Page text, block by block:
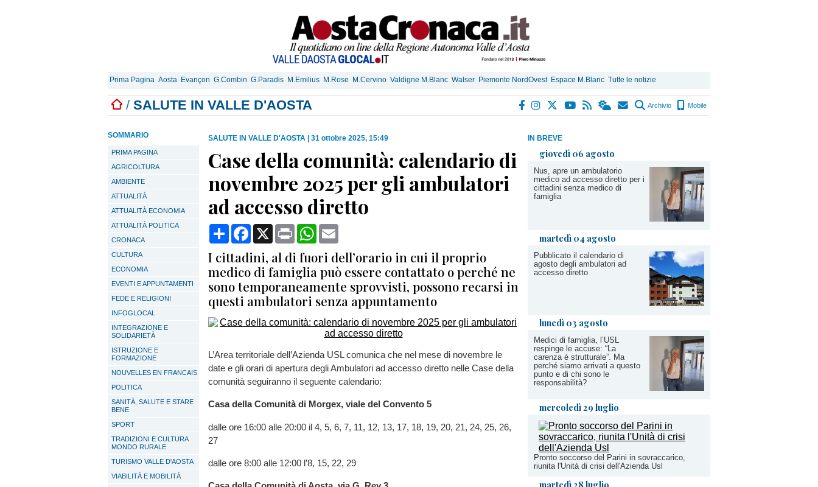
Prima Pagina Aosta Evançon G.Combin G.Paradis M.Emilius M.Rose M.Cervino Valdigne M.Blanc Walser Piemonte NordOvest Espace M.Blanc Tutte le notizie
/ SALUTE IN VALLE D'AOSTA Archivio Mobile
IN BREVE
giovedì 06 agosto
Nus, apre un ambulatorio
medico ad accesso diretto per i
cittadini senza medico di
famiglia
martedì 04 agosto
Pubblicato il calendario di
agosto degli ambulatori ad
accesso diretto
lunedì 03 agosto
Medici di famiglia, l’USL
respinge le accuse: “La
carenza è strutturale”. Ma
perché siamo arrivati a questo
punto e di chi sono le
responsabilità?
mercoledì 29 luglio
Pronto soccorso del Parini in sovraccarico,
riunita l'Unità di crisi dell'Azienda Usl
martedì 28 luglio
SOMMARIO
PRIMA PAGINA
AGRICOLTURA
AMBIENTE
ATTUALITÀ
ATTUALITÀ ECONOMIA
ATTUALITÀ POLITICA
CRONACA
CULTURA
ECONOMIA
EVENTI E APPUNTAMENTI
FEDE E RELIGIONI
INFOGLOCAL
INTEGRAZIONE E
SOLIDARIETÀ
ISTRUZIONE E
FORMAZIONE
NOUVELLES EN FRANCAIS
POLITICA
SANITÀ, SALUTE E STARE
BENE
SPORT
TRADIZIONI E CULTURA
MONDO RURALE
TURISMO VALLE D'AOSTA
VIABILITÀ E MOBILITÀ
SALUTE IN VALLE D'AOSTA 31 ottobre 2025, 15:49
Case della comunità: calendario di
novembre 2025 per gli ambulatori
ad accesso diretto
CondividiFacebook
X Print WhatsApp
I cittadini, al di fuori dell’orario in cui il proprio
medico di famiglia può essere contattato o perché ne
sono temporaneamente sprovvisti, possono recarsi in
questi ambulatori senza appuntamento
L’Area territoriale dell’Azienda USL comunica che nel mese di novembre le
date e gli orari di apertura degli Ambulatori ad accesso diretto nelle Case della
comunità seguiranno il seguente calendario:
Casa della Comunità di Morgex, viale del Convento 5
dalle ore 16:00 alle 20:00 il 4, 5, 6, 7, 11, 12, 13, 17, 18, 19, 20, 21, 24, 25, 26,
27
dalle ore 8:00 alle 12:00 l’8, 15, 22, 29